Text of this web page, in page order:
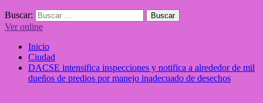
Buscar:
Ver online
Inicio
Ciudad
DACSE intensifica inspecciones y notifica a alrededor de mil
dueños de predios por manejo inadecuado de desechos